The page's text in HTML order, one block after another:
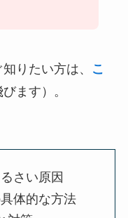
りたい方は、
こ
ます）。
さい原因
体的な方法